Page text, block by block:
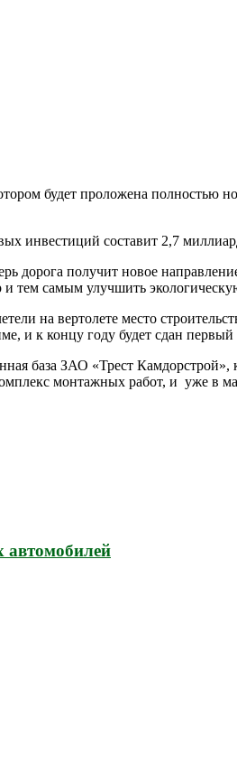
будет проложена полностью
инвестиций составит 2,7
дорога получит новое
и тем самым улучшить
на вертолете место
и к концу году будет сдан
база ЗАО «Трест Камдорстрой»,
монтажных работ, и уже в
автомобилей